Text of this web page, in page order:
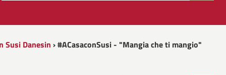
Susi Danesin › #ACasaconSusi - "Mangia che ti mangio"